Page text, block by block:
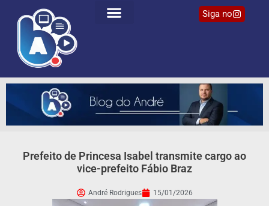
Siga no
Prefeito de Princesa Isabel transmite cargo ao
vice-prefeito Fábio Braz
André Rodrigues 15/01/2026